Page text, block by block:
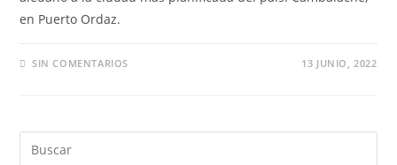
en Puerto Ordaz.
SIN COMENTARIOS 13 JUNIO, 2022